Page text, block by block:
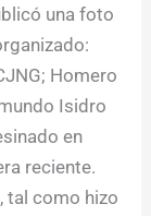
una foto
Homero
Isidro
en
reciente.
tal como hizo